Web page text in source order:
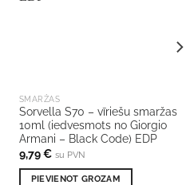
SMARŽAS
Sorvella S70 – vīriešu smaržas
10ml (iedvesmots no Giorgio
Armani – Black Code) EDP
9,79€ su PVN
PIEVIENOT GROZAM